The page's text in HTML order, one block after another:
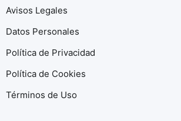
Avisos Legales
Datos Personales
Política de Privacidad
Política de Cookies
Términos de Uso